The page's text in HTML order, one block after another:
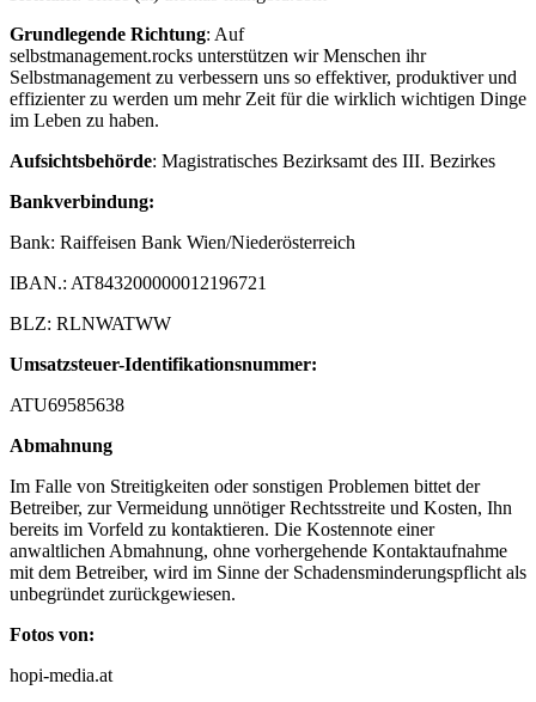
Grundlegende Richtung: Auf
selbstmanagement.rocks unterstützen wir Menschen ihr
Selbstmanagement zu verbessern uns so effektiver, produktiver und
effizienter zu werden um mehr Zeit für die wirklich wichtigen Dinge
im Leben zu haben.
Aufsichtsbehörde: Magistratisches Bezirksamt des III. Bezirkes
Bankverbindung:
Bank: Raiffeisen Bank Wien/Niederösterreich
IBAN.: AT843200000012196721
BLZ: RLNWATWW
Umsatzsteuer-Identifikationsnummer:
ATU69585638
Abmahnung
Im Falle von Streitigkeiten oder sonstigen Problemen bittet der
Betreiber, zur Vermeidung unnötiger Rechtsstreite und Kosten, Ihn
bereits im Vorfeld zu kontaktieren. Die Kostennote einer
anwaltlichen Abmahnung, ohne vorhergehende Kontaktaufnahme
mit dem Betreiber, wird im Sinne der Schadensminderungspflicht als
unbegründet zurückgewiesen.
Fotos von:
hopi-media.at